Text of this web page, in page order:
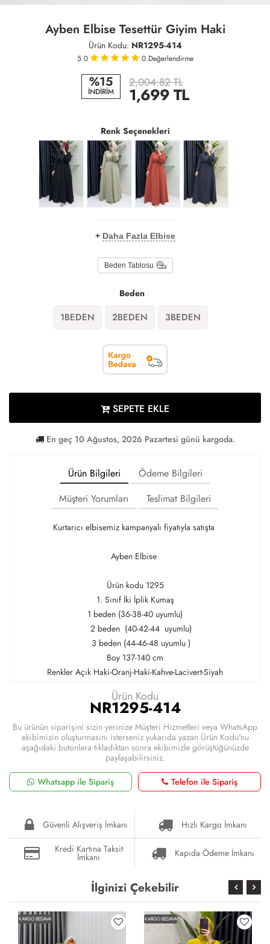
Ayben Elbise Tesettür Giyim Haki
Ürün Kodu: NR1295-414
5.0 0 Değerlendirme
%15
İNDİRİM
2,004.82 TL
1,699TL
Renk Seçenekleri
+ Daha Fazla Elbise
Beden Tablosu
Beden
1BEDEN 2BEDEN 3BEDEN
SEPETE EKLE
En geç 10 Ağustos, 2026 Pazartesi günü kargoda.
Ürün Bilgileri
Ödeme Bilgileri
Müşteri Yorumları
Teslimat Bilgileri
Kurtarıcı elbisemiz kampanyalı fiyatıyla satışta
Ayben Elbise
Ürün kodu 1295
1. Sınıf İki İplik Kumaş
1 beden (36-38-40 uyumlu)
2 beden (40-42-44 uyumlu)
3 beden (44-46-48 uyumlu )
Boy 137-140 cm
Renkler Açık Haki-Oranj-Haki-Kahve-Lacivert-Siyah
Ürün Kodu
NR1295-414
Bu ürünün siparişini sizin yerinize Müşteri Hizmetleri veya WhatsApp
ekibimizin oluşturmasını isterseniz yukarıda yazan Ürün Kodu'nu
aşağıdaki butonlara tıkladıktan sonra ekibimizle görüştüğünüzde
paylaşabilirsiniz.
Whatsapp ile Sipariş
Telefon ile Sipariş
Güvenli Alışveriş İmkanı
Hızlı Kargo İmkanı
Kredi Kartına Taksit
İmkanı Kapıda Ödeme İmkanı
İlginizi Çekebilir
KARGO BEDAVA KARGO BEDAVA